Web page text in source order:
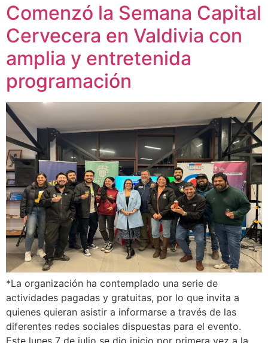
Comenzó la Semana Capital
Cervecera en Valdivia con
amplia y entretenida
programación
*La organización ha contemplado una serie de
actividades pagadas y gratuitas, por lo que invita a
quienes quieran asistir a informarse a través de las
diferentes redes sociales dispuestas para el evento.